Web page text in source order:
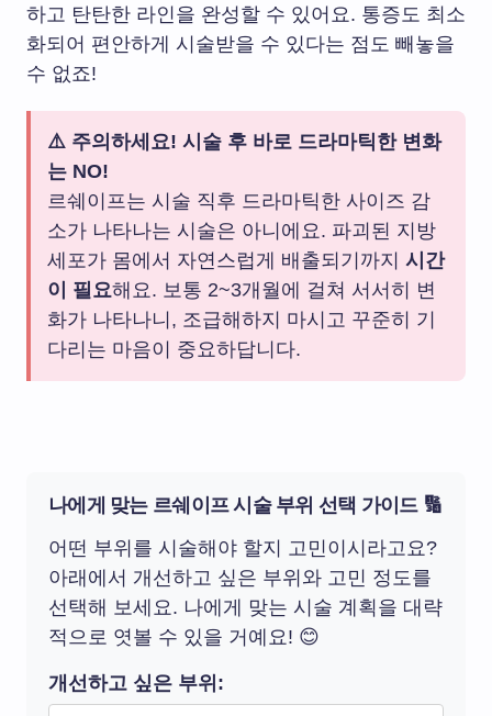
하고 탄탄한 라인을 완성할 수 있어요. 통증도 최소
화되어 편안하게 시술받을 수 있다는 점도 빼놓을
수 없죠!
⚠️ 주의하세요! 시술 후 바로 드라마틱한 변화
는 NO!
르쉐이프는 시술 직후 드라마틱한 사이즈 감
소가 나타나는 시술은 아니에요. 파괴된 지방
세포가 몸에서 자연스럽게 배출되기까지 시간
이 필요해요. 보통 2~3개월에 걸쳐 서서히 변
화가 나타나니, 조급해하지 마시고 꾸준히 기
다리는 마음이 중요하답니다.
나에게 맞는 르쉐이프 시술 부위 선택 가이드 🔢
어떤 부위를 시술해야 할지 고민이시라고요?
아래에서 개선하고 싶은 부위와 고민 정도를
선택해 보세요. 나에게 맞는 시술 계획을 대략
적으로 엿볼 수 있을 거예요! 😊
개선하고 싶은 부위: